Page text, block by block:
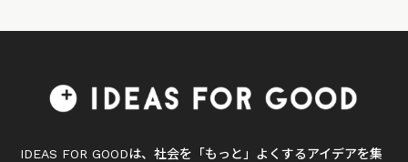
IDEAS FOR GOODは、社会を「もっと」よくするアイデアを集